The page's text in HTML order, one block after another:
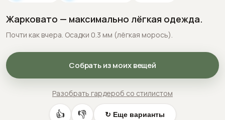
Жарковато — максимально лёгкая одежда.
Почти как вчера. Осадки 0.3 мм (лёгкая морось).
Собрать из моих вещей
Разобрать гардероб со стилистом
👍 👎 ↻ Еще варианты